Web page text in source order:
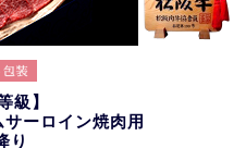
級】
ーロイン焼肉用
り